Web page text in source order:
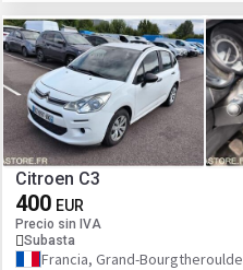
Citroen C3
400 EUR
Precio sin IVA
Subasta
Francia, Grand-Bourgtheroulde